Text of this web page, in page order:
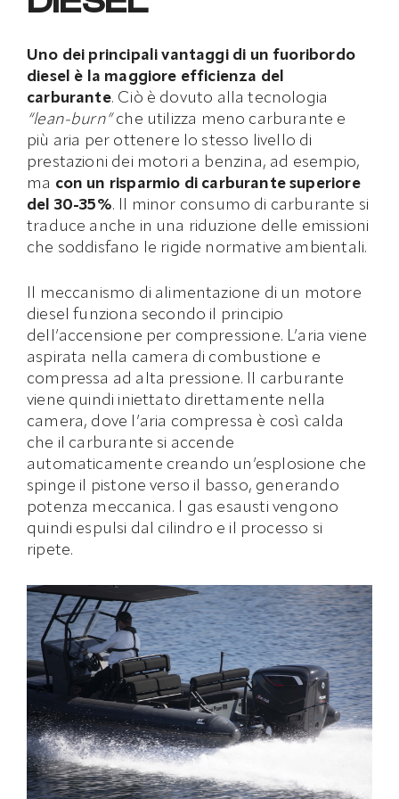
Uno dei principali vantaggi di un fuoribordo
diesel è la maggiore efficienza del
carburante. Ciò è dovuto alla tecnologia
“lean-burn”che utilizza meno carburante e
più aria per ottenere lo stesso livello di
prestazioni dei motori a benzina, ad esempio,
ma con un risparmio di carburante superiore
del 30-35%. Il minor consumo di carburante si
traduce anche in una riduzione delle emissioni
che soddisfano le rigide normative ambientali.
Il meccanismo di alimentazione di un motore
diesel funziona secondo il principio
dell’accensione per compressione. L’aria viene
aspirata nella camera di combustione e
compressa ad alta pressione. Il carburante
viene quindi iniettato direttamente nella
camera, dove l’aria compressa è così calda
che il carburante si accende
automaticamente creando un’esplosione che
spinge il pistone verso il basso, generando
potenza meccanica. I gas esausti vengono
quindi espulsi dal cilindro e il processo si
ripete.